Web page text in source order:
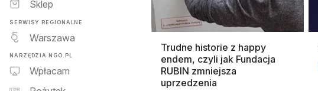
Sklep
SERWISY REGIONALNE
Warszawa
NARZĘDZIA NGO.PL
Wpłacam
Trudne historie z happy
endem, czyli jak Fundacja
RUBIN zmniejsza
uprzedzenia